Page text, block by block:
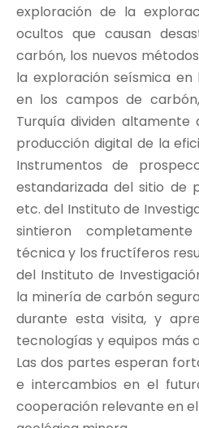
exploración de la
ocultos que causan
carbón, los nuevos
la exploración seísmica
en los campos de
Turquía dividen
producción digital de la
Instrumentos de
estandarizada del sitio de
etc. del Instituto de
sintieron
técnica y los fructíferos
del Instituto de
la minería de carbón
durante esta visita, y
tecnologías y equipos más
Las dos partes esperan
e intercambios en el
cooperación relevante en